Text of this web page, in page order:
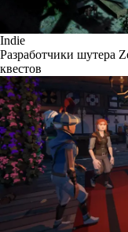
Indie
Разработчики шутера
квестов